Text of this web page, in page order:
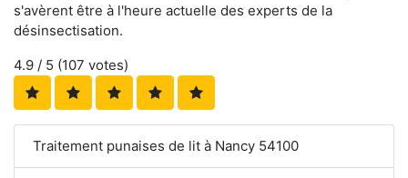
s'avèrent être à l'heure actuelle des experts de la
désinsectisation.
4.9 / 5 (107 votes)
Traitement punaises de lit à Nancy 54100